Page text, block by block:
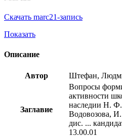
Скачать marc21-запись
Показать
Описание
Автор Штефан,
Заглавие
Вопросы
активности
наследии Н.
Водовозова,
дис. ...
13.00.01